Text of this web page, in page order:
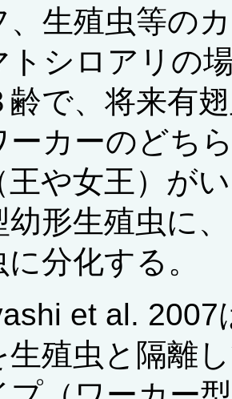
、生殖虫等の
トシロアリの
齢で、将来有
ーカーのどち
王や女王）が
幼形生殖虫に
分化する。
et al. 2007
生殖虫と隔離